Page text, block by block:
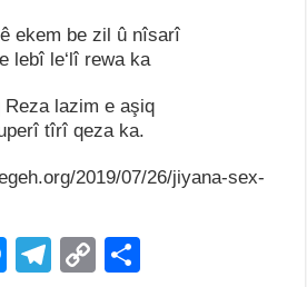
ekem be zil û nîsarî
lebî le‘lî rewa ka
lazim e aşiq
tîrî qeza ka.
2019/07/26/jiyana-sex-
M
T
C